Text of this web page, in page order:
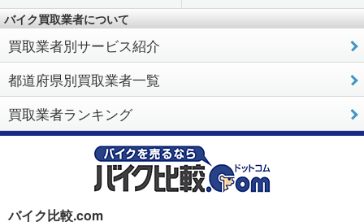
バイク買取業者について
買取業者別サービス紹介
都道府県別買取業者一覧
買取業者ランキング
バイク比較.com